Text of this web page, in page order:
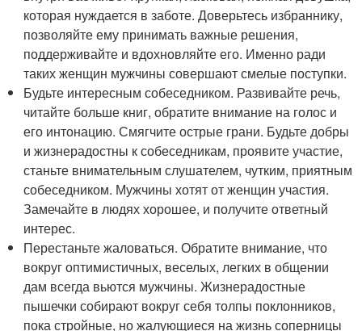
которая нуждается в заботе. Доверьтесь избраннику,
позволяйте ему принимать важные решения,
поддерживайте и вдохновляйте его. Именно ради
таких женщин мужчины совершают смелые поступки.
Будьте интересным собеседником. Развивайте речь,
читайте больше книг, обратите внимание на голос и
его интонацию. Смягчите острые грани. Будьте добры
и жизнерадостны к собеседникам, проявите участие,
станьте внимательным слушателем, чутким, приятным
собеседником. Мужчины хотят от женщин участия.
Замечайте в людях хорошее, и получите ответный
интерес.
Перестаньте жаловаться. Обратите внимание, что
вокруг оптимистичных, веселых, легких в общении
дам всегда вьются мужчины. Жизнерадостные
пышечки собирают вокруг себя толпы поклонников,
пока стройные, но жалующиеся на жизнь соперницы